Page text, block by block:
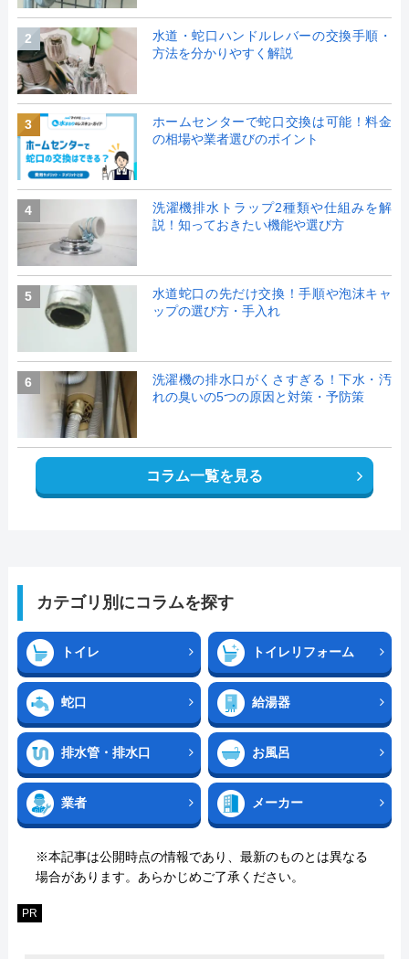
2
水道・蛇口ハンドルレバーの交換手順・
方法を分かりやすく解説
3
ホームセンターで蛇口交換は可能！料金
の相場や業者選びのポイント
4
洗濯機排水トラップ2種類や仕組みを解
説！知っておきたい機能や選び方
5
水道蛇口の先だけ交換！手順や泡沫キャ
ップの選び方・手入れ
6
洗濯機の排水口がくさすぎる！下水・汚
れの臭いの5つの原因と対策・予防策
コラム一覧を見る
カテゴリ別にコラムを探す
トイレ トイレリフォーム
蛇口 給湯器
排水管・排水口 お風呂
業者 メーカー
※本記事は公開時点の情報であり、最新のものとは異なる
場合があります。あらかじめご了承ください。
PR